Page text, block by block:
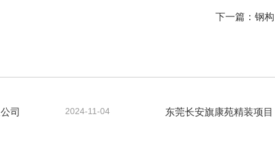
下一篇： 钢
2024-11-04
司 东莞长安旗康苑精装项目